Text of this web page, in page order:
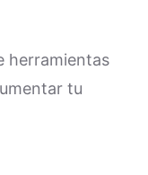
herramientas
tu